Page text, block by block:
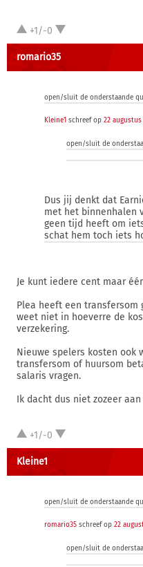
+1/-0
romario35
open/sluit de onderstaande
Kleine1 schreef op 22 augustus
open/sluit de
Dus jij denkt dat
met het binnenhalen
geen tijd heeft om
schat hem toch iets
Je kunt iedere cent maar
Plea heeft een transfersom
weet niet in hoeverre de
verzekering.
Nieuwe spelers kosten ook
transfersom of huursom
salaris vragen.
Ik dacht dus niet zozeer
+1/-0
Kleine1
open/sluit de onderstaande
romario35 schreef op 22
open/sluit de